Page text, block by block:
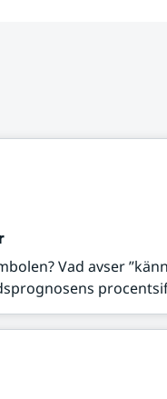
Vad avser